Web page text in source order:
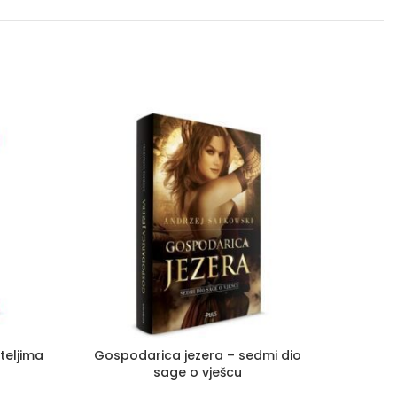
Gospodarica jezera – sedmi dio
sage o vješcu